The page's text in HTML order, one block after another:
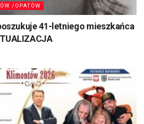
/OPATÓW
41-letniego mieszkańca